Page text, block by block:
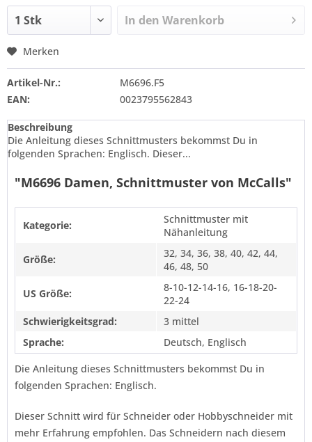
In den Warenkorb
Merken
Artikel-Nr.:
M6696.F5
EAN:
0023795562843
Beschreibung
Die Anleitung dieses Schnittmusters bekommst Du in
folgenden Sprachen: Englisch. Dieser...
"M6696 Damen, Schnittmuster von McCalls"
Kategorie:
Schnittmuster mit
Nähanleitung
Größe:
32, 34, 36, 38, 40, 42, 44,
46, 48, 50
US Größe:
8-10-12-14-16, 16-18-20-
22-24
Schwierigkeitsgrad:
3 mittel
Sprache:
Deutsch, Englisch
Die Anleitung dieses Schnittmusters bekommst Du in
folgenden Sprachen: Englisch.
Dieser Schnitt wird für Schneider oder Hobbyschneider mit
mehr Erfahrung empfohlen. Das Schneidern nach diesem